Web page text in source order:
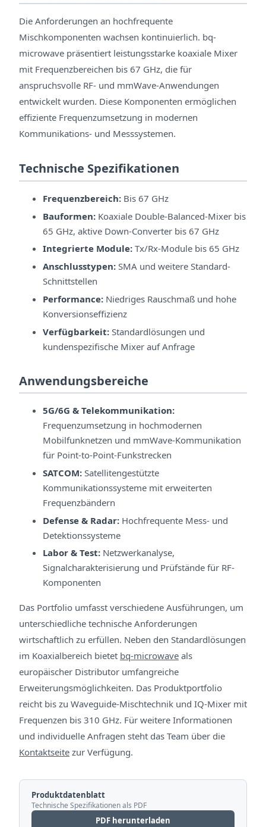
Die Anforderungen an hochfrequente
Mischkomponenten wachsen kontinuierlich. bq-
microwave präsentiert leistungsstarke koaxiale Mixer
mit Frequenzbereichen bis 67 GHz, die für
anspruchsvolle RF- und mmWave-Anwendungen
entwickelt wurden. Diese Komponenten ermöglichen
effiziente Frequenzumsetzung in modernen
Kommunikations- und Messsystemen.
Technische Spezifikationen
Frequenzbereich: Bis 67 GHz
Bauformen: Koaxiale Double-Balanced-Mixer bis
65 GHz, aktive Down-Converter bis 67 GHz
Integrierte Module: Tx/Rx-Module bis 65 GHz
Anschlusstypen: SMA und weitere Standard-
Schnittstellen
Performance: Niedriges Rauschmaß und hohe
Konversionseffizienz
Verfügbarkeit: Standardlösungen und
kundenspezifische Mixer auf Anfrage
Anwendungsbereiche
5G/6G & Telekommunikation:
Frequenzumsetzung in hochmodernen
Mobilfunknetzen und mmWave-Kommunikation
für Point-to-Point-Funkstrecken
SATCOM: Satellitengestützte
Kommunikationssysteme mit erweiterten
Frequenzbändern
Defense & Radar: Hochfrequente Mess- und
Detektionssysteme
Labor & Test: Netzwerkanalyse,
Signalcharakterisierung und Prüfstände für RF-
Komponenten
Das Portfolio umfasst verschiedene Ausführungen, um
unterschiedliche technische Anforderungen
wirtschaftlich zu erfüllen. Neben den Standardlösungen
im Koaxialbereich bietet bq-microwave als
europäischer Distributor umfangreiche
Erweiterungsmöglichkeiten. Das Produktportfolio
reicht bis zu Waveguide-Mischtechnik und IQ-Mixer mit
Frequenzen bis 310 GHz. Für weitere Informationen
und individuelle Anfragen steht das Team über die
Kontaktseite zur Verfügung.
Produktdatenblatt
Technische Spezifikationen als PDF
PDF herunterladen